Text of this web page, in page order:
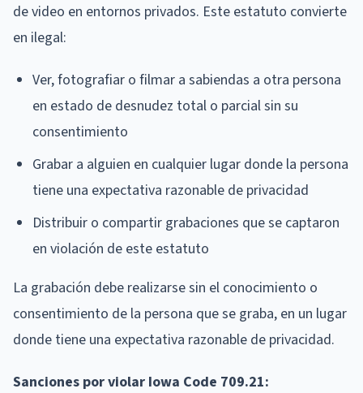
de video en entornos privados. Este estatuto convierte
en ilegal:
Ver, fotografiar o filmar a sabiendas a otra persona
en estado de desnudez total o parcial sin su
consentimiento
Grabar a alguien en cualquier lugar donde la persona
tiene una expectativa razonable de privacidad
Distribuir o compartir grabaciones que se captaron
en violación de este estatuto
La grabación debe realizarse sin el conocimiento o
consentimiento de la persona que se graba, en un lugar
donde tiene una expectativa razonable de privacidad.
Sanciones por violar Iowa Code 709.21: